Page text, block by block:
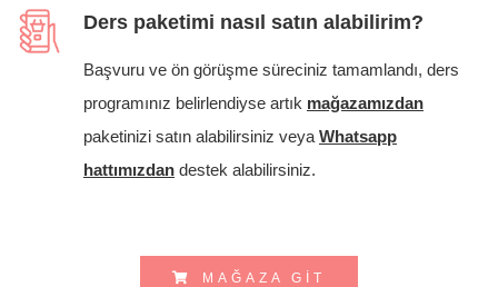
Ders paketimi nasıl satın alabilirim?
Başvuru ve ön görüşme süreciniz tamamlandı, ders
programınız belirlendiyse artık mağazamızdan
paketinizi satın alabilirsiniz veya Whatsapp
hattımızdandestek alabilirsiniz.
MAĞAZA GIT